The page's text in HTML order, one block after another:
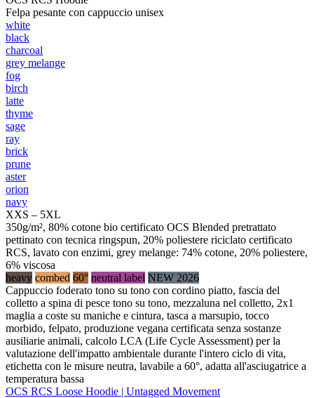
Felpa pesante con cappuccio unisex
white
black
charcoal
grey melange
fog
birch
latte
thyme
sage
ray
brick
prune
aster
orion
navy
XXS – 5XL
350g/m², 80% cotone bio certificato OCS Blended pretrattato
pettinato con tecnica ringspun, 20% poliestere riciclato certificato
RCS, lavato con enzimi, grey melange: 74% cotone, 20% poliestere,
6% viscosa
heavy combed 60° neutral label NEW 2026
Cappuccio foderato tono su tono con cordino piatto, fascia del
colletto a spina di pesce tono su tono, mezzaluna nel colletto, 2x1
maglia a coste su maniche e cintura, tasca a marsupio, tocco
morbido, felpato, produzione vegana certificata senza sostanze
ausiliarie animali, calcolo LCA (Life Cycle Assessment) per la
valutazione dell'impatto ambientale durante l'intero ciclo di vita,
etichetta con le misure neutra, lavabile a 60°, adatta all'asciugatrice a
temperatura bassa
OCS RCS Loose Hoodie | Untagged Movement